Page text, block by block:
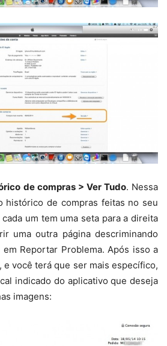
de compras > Ver Tudo. Nessa
histórico de compras feitas no seu
um tem uma seta para a direita
uma outra página descriminando
Reportar Problema. Após isso a
e você terá que ser mais específico,
indicado do aplicativo que deseja
imagens: